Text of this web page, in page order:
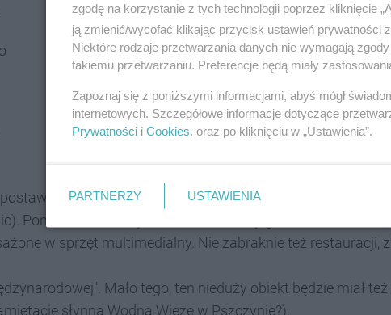
na prostotę, ale okraszoną ciekawymi detalami
Ponieważ ma to być hotel skierowany głównie do biznesu,
w sprzęt multimedialny. Nie zabraknie też restauracji,
Mało tego, ten nieduży obiekt będzie miał
słynną Wodną Wieżę w Pszczynie?).
zgodę na korzystanie z tych technologii poprzez kliknięcie
ją zmienić/wycofać klikając przycisk ustawień prywatności
Niektóre rodzaje przetwarzania danych nie wymagają
takiemu przetwarzaniu. Preferencje będą miały
Zapoznaj się z poniższymi informacjami, abyś mógł
internetowych. Szczegółowe informacje dotyczące
Prywatności i Cookies. oraz po kliknięciu w „Ustawienia”.
PARTNERZY USTAWIENIA